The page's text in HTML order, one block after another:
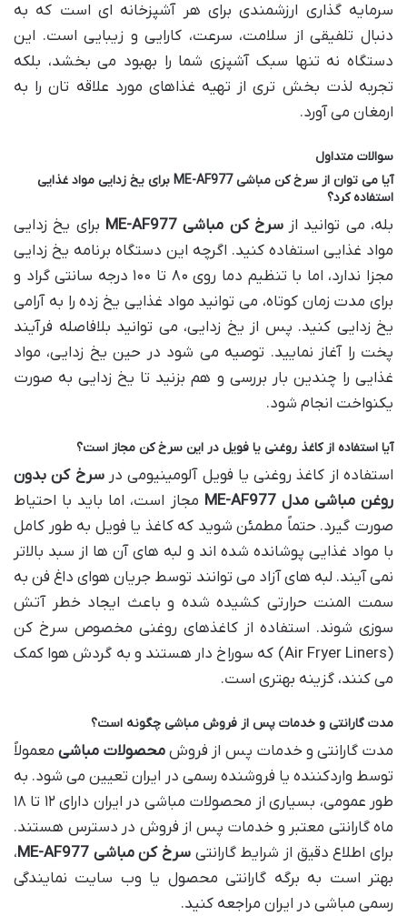
سرمایه گذاری ارزشمندی برای هر آشپزخانه ای است که به
دنبال تلفیقی از سلامت، سرعت، کارایی و زیبایی است. این
دستگاه نه تنها سبک آشپزی شما را بهبود می بخشد، بلکه
تجربه لذت بخش تری از تهیه غذاهای مورد علاقه تان را به
ارمغان می آورد.
سوالات متداول
آیا می توان از سرخ کن مباشی ME-AF977 برای یخ زدایی مواد غذایی
استفاده کرد؟
بله، می توانید ازسرخ کن مباشی ME-AF977
برای یخ زدایی
مواد غذایی استفاده کنید. اگرچه این دستگاه برنامه یخ زدایی
مجزا ندارد، اما با تنظیم دما روی ۸۰ تا ۱۰۰ درجه سانتی گراد و
برای مدت زمان کوتاه، می توانید مواد غذایی یخ زده را به آرامی
یخ زدایی کنید. پس از یخ زدایی، می توانید بلافاصله فرآیند
پخت را آغاز نمایید. توصیه می شود در حین یخ زدایی، مواد
غذایی را چندین بار بررسی و هم بزنید تا یخ زدایی به صورت
یکنواخت انجام شود.
آیا استفاده از کاغذ روغنی یا فویل در این سرخ کن مجاز است؟
استفاده از کاغذ روغنی یا فویل آلومینیومی درسرخ کن بدون
روغن مباشی مدل ME-AF977
مجاز است، اما باید با احتیاط
صورت گیرد. حتماً مطمئن شوید که کاغذ یا فویل به طور کامل
با مواد غذایی پوشانده شده اند و لبه های آن ها از سبد بالاتر
نمی آیند. لبه های آزاد می توانند توسط جریان هوای داغ فن به
سمت المنت حرارتی کشیده شده و باعث ایجاد خطر آتش
سوزی شوند. استفاده از کاغذهای روغنی مخصوص سرخ کن
(Air Fryer Liners) که سوراخ دار هستند و به گردش هوا کمک
می کنند، گزینه بهتری است.
مدت گارانتی و خدمات پس از فروش مباشی چگونه است؟
مدت گارانتی و خدمات پس از فروشمحصولات مباشیمعمولاً
توسط واردکننده یا فروشنده رسمی در ایران تعیین می شود. به
طور عمومی، بسیاری از محصولات مباشی در ایران دارای ۱۲ تا ۱۸
ماه گارانتی معتبر و خدمات پس از فروش در دسترس هستند.
برای اطلاع دقیق از شرایط گارانتی سرخ کن مباشی ME-AF977
،
بهتر است به برگه گارانتی محصول یا وب سایت نمایندگی
رسمی مباشی در ایران مراجعه کنید.